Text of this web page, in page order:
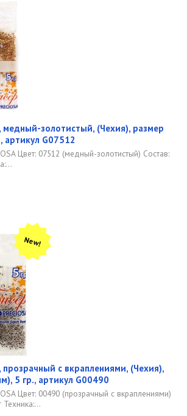
медный-золотистый, (Чехия), размер
G07512
Цвет: 07512 (медный-золотистый) Состав:
New!
прозрачный с вкраплениями, (Чехия),
5 гр., артикул G00490
Цвет: 00490 (прозрачный с вкраплениями)
Техника:...